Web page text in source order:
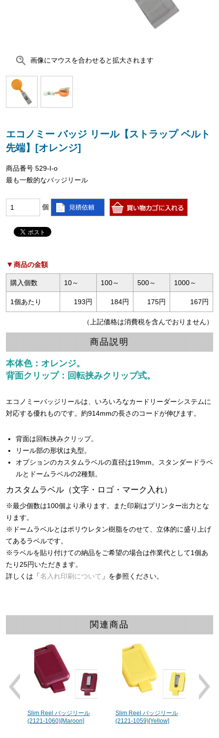
画像にマウスを合わせると拡大されます
エコノミー バッジ リール【ストラップ ベルト
先端】[オレンジ]
商品番号 529-I-o
最も一般的なバッジリール
個
商品の金額
購入個数 10～ 100～ 500～ 1000～
1個あたり 193円 184円 175円 167円
（上記価格は消費税を含んでおりません）
商品説明
本体色：オレンジ。
背面クリップ：回転挟みクリップ式。
エコノミーバッジリールは、いろいろなカードリーダーシステムに
対応する優れものです。約914mmの長さのコードが伸びます。
背面は回転挟みクリップ。
リール部の形状は丸型。
オプションのカスタムラベルの直径は19mm。スタンダードラベ
ルとドームラベルの2種類。
カスタムラベル（文字・ロゴ・マーク入れ）
※最少個数は100個より承ります。また印刷はプリンター出力とな
ります。
※ドームラベルとはポリウレタン樹脂をのせて、立体的に盛り上げ
てあるラベルです。
※ラベルを貼り付けての納品をご希望の場合は作業代として1個あ
たり25円いただきます。
詳しくは「名入れ印刷について 」を参照ください。
関連商品
Slim Reel バッジリール
(2121-1060)[Maroon]
Slim Reel バッジリール
(2121-1059)[Yellow]